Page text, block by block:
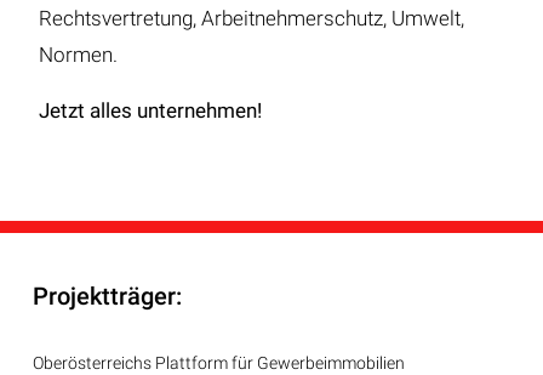
Rechtsvertretung, Arbeitnehmerschutz, Umwelt,
Normen.
Jetzt alles unternehmen!
Projektträger:
Oberösterreichs Plattform für Gewerbeimmobilien